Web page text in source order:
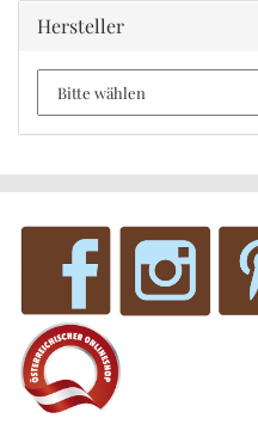
Hersteller